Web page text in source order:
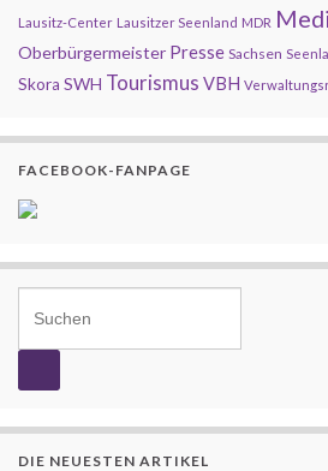
Lausitz-Center Lausitzer Seenland MDR
Oberbürgermeister Presse Sachsen
Skora SWH Tourismus VBH
FACEBOOK-FANPAGE
DIE NEUESTEN ARTIKEL